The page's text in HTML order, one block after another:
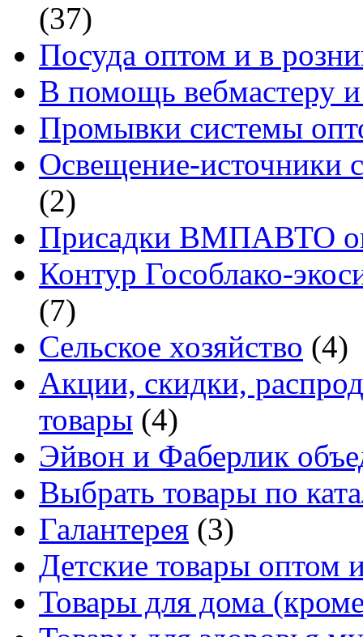
(37)
Посуда оптом и в
В помощь вебмастеру и
Промывки системы
Освещение-источники
(2)
Присадки ВМПАВТО
Контур Гособлако-
(7)
Сельское хозяйство (4)
Акции, скидки,
товары (4)
Эйвон и Фаберлик
Выбрать товары по
Галантерея (3)
Детские товары оптом
Товары для дома